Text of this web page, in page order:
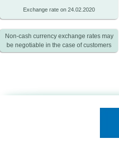
Exchange rate on 24.02.2020
Non-cash currency exchange rates may
be negotiable in the case of customers